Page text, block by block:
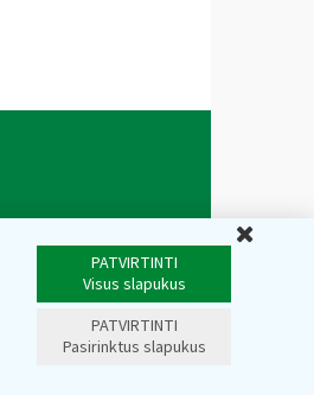
PATVIRTINTI
Visus slapukus
PATVIRTINTI
Pasirinktus slapukus